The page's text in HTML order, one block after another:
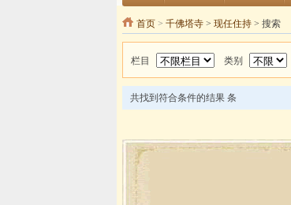
首页> 千佛塔寺> 现任住持> 搜索
栏目 类别
共找到符合条件的结果 条